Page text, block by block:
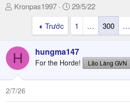
T
a
d
s
t
a
Kronpas1997
N
g
y
g
ử
i
29/5/22
Trước
1 … 300 …
H hungma147
For the Horde! Lão Làng GVN
2/7/26